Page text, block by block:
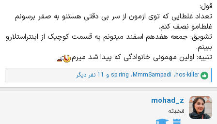
قول:
تعداد غلطایی که توی ازمون از سر بی دقتی هستنو به صفر برسونم
غلطامو نصف کنم.
تشویق: جمعه هفدهم اسفند میتونم یه قسمت کوچیک از اینتراستلارو
ببینم.
تنبیه: اولین مهمونی خانوادگی که پیدا شد میرم
ا
م
ی
ز
hos-killer، MmmSampadi، sp.ring و 11 نفر دیگر
mohad_z
مُحَدِثه